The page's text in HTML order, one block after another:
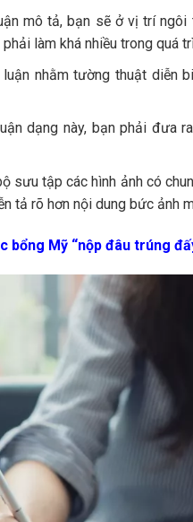
mô tả, bạn sẽ ở vị trí ngôi
làm khá nhiều trong quá
nhằm tường thuật diễn
dạng này, bạn phải đưa
sưu tập các hình ảnh có
tả rõ hơn nội dung bức ảnh
bổng Mỹ “nộp đâu trúng